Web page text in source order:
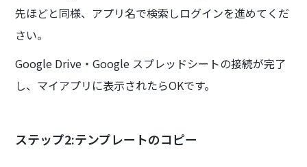
先ほどと同様、アプリ名で検索しログインを進めてくだ
さい。
Google Drive・Google スプレッドシートの接続が完了
し、マイアプリに表示されたらOKです。
ステップ2:テンプレートのコピー